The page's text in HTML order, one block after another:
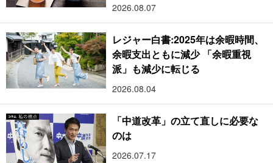
2026.08.07
レジャー白書:2025年は余暇時間、
余暇支出ともに減少 「余暇重視
派」も減少に転じる
2026.08.04
「中道改革」の立て直しに必要な
のは
2026.07.17